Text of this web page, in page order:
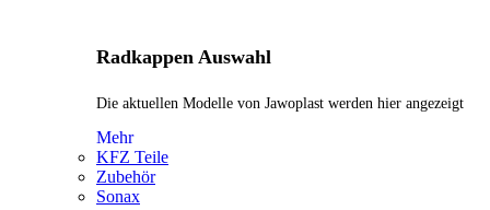
Radkappen Auswahl
Die aktuellen Modelle von Jawoplast werden hier angezeigt
Mehr
KFZ Teile
Zubehör
Sonax